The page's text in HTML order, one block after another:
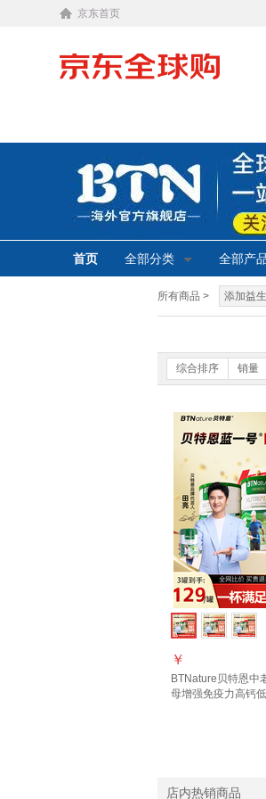
京东首页
首页 全部分类 全部产
所有商品 > 添加益
综合排序 销量
￥
BTNature贝特恩中
母增强免疫力高钙
店内热销商品